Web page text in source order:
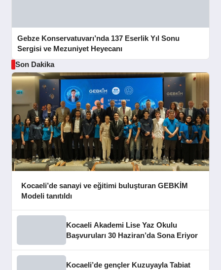
Gebze Konservatuvarı’nda 137 Eserlik Yıl Sonu
Sergisi ve Mezuniyet Heyecanı
Son Dakika
Kocaeli’de sanayi ve eğitimi buluşturan GEBKİM
Modeli tanıtıldı
Kocaeli Akademi Lise Yaz Okulu
Başvuruları 30 Haziran’da Sona Eriyor
Kocaeli’de gençler Kuzuyayla Tabiat